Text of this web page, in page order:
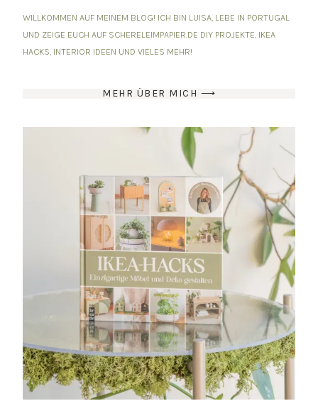
WILLKOMMEN AUF MEINEM BLOG! ICH BIN LUISA, LEBE IN PORTUGAL
UND ZEIGE EUCH AUF SCHERELEIMPAPIER.DE DIY PROJEKTE, IKEA
HACKS, INTERIOR IDEEN UND VIELES MEHR!
MEHR ÜBER MICH ⟶